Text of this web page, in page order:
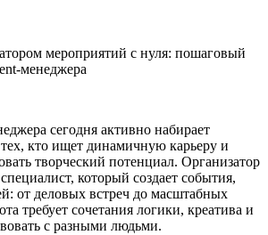
сегодня активно набирает
кто ищет динамичную карьеру и
творческий потенциал. Организатор
который создает события,
от деловых встреч до масштабных
требует сочетания логики, креатива и
с разными людьми.